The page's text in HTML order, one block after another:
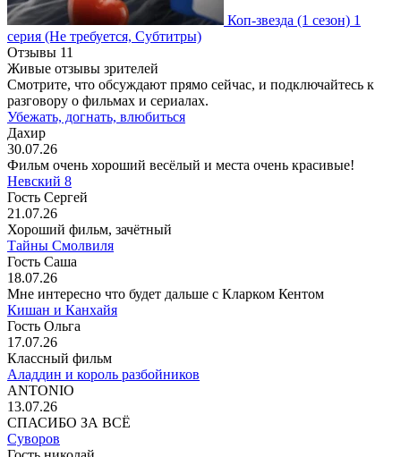
Коп-звезда (1 сезон) 1
серия (Не требуется, Субтитры)
Отзывы 11
Живые отзывы зрителей
Смотрите, что обсуждают прямо сейчас, и подключайтесь к
разговору о фильмах и сериалах.
Убежать, догнать, влюбиться
Дахир
30.07.26
Фильм очень хороший весёлый и места очень красивые!
Невский 8
Гость Сергей
21.07.26
Хороший фильм, зачётный
Тайны Смолвиля
Гость Саша
18.07.26
Мне интересно что будет дальше с Кларком Кентом
Кишан и Канхайя
Гость Ольга
17.07.26
Классный фильм
Аладдин и король разбойников
ANTONIO
13.07.26
СПАСИБО ЗА ВСЁ
Суворов